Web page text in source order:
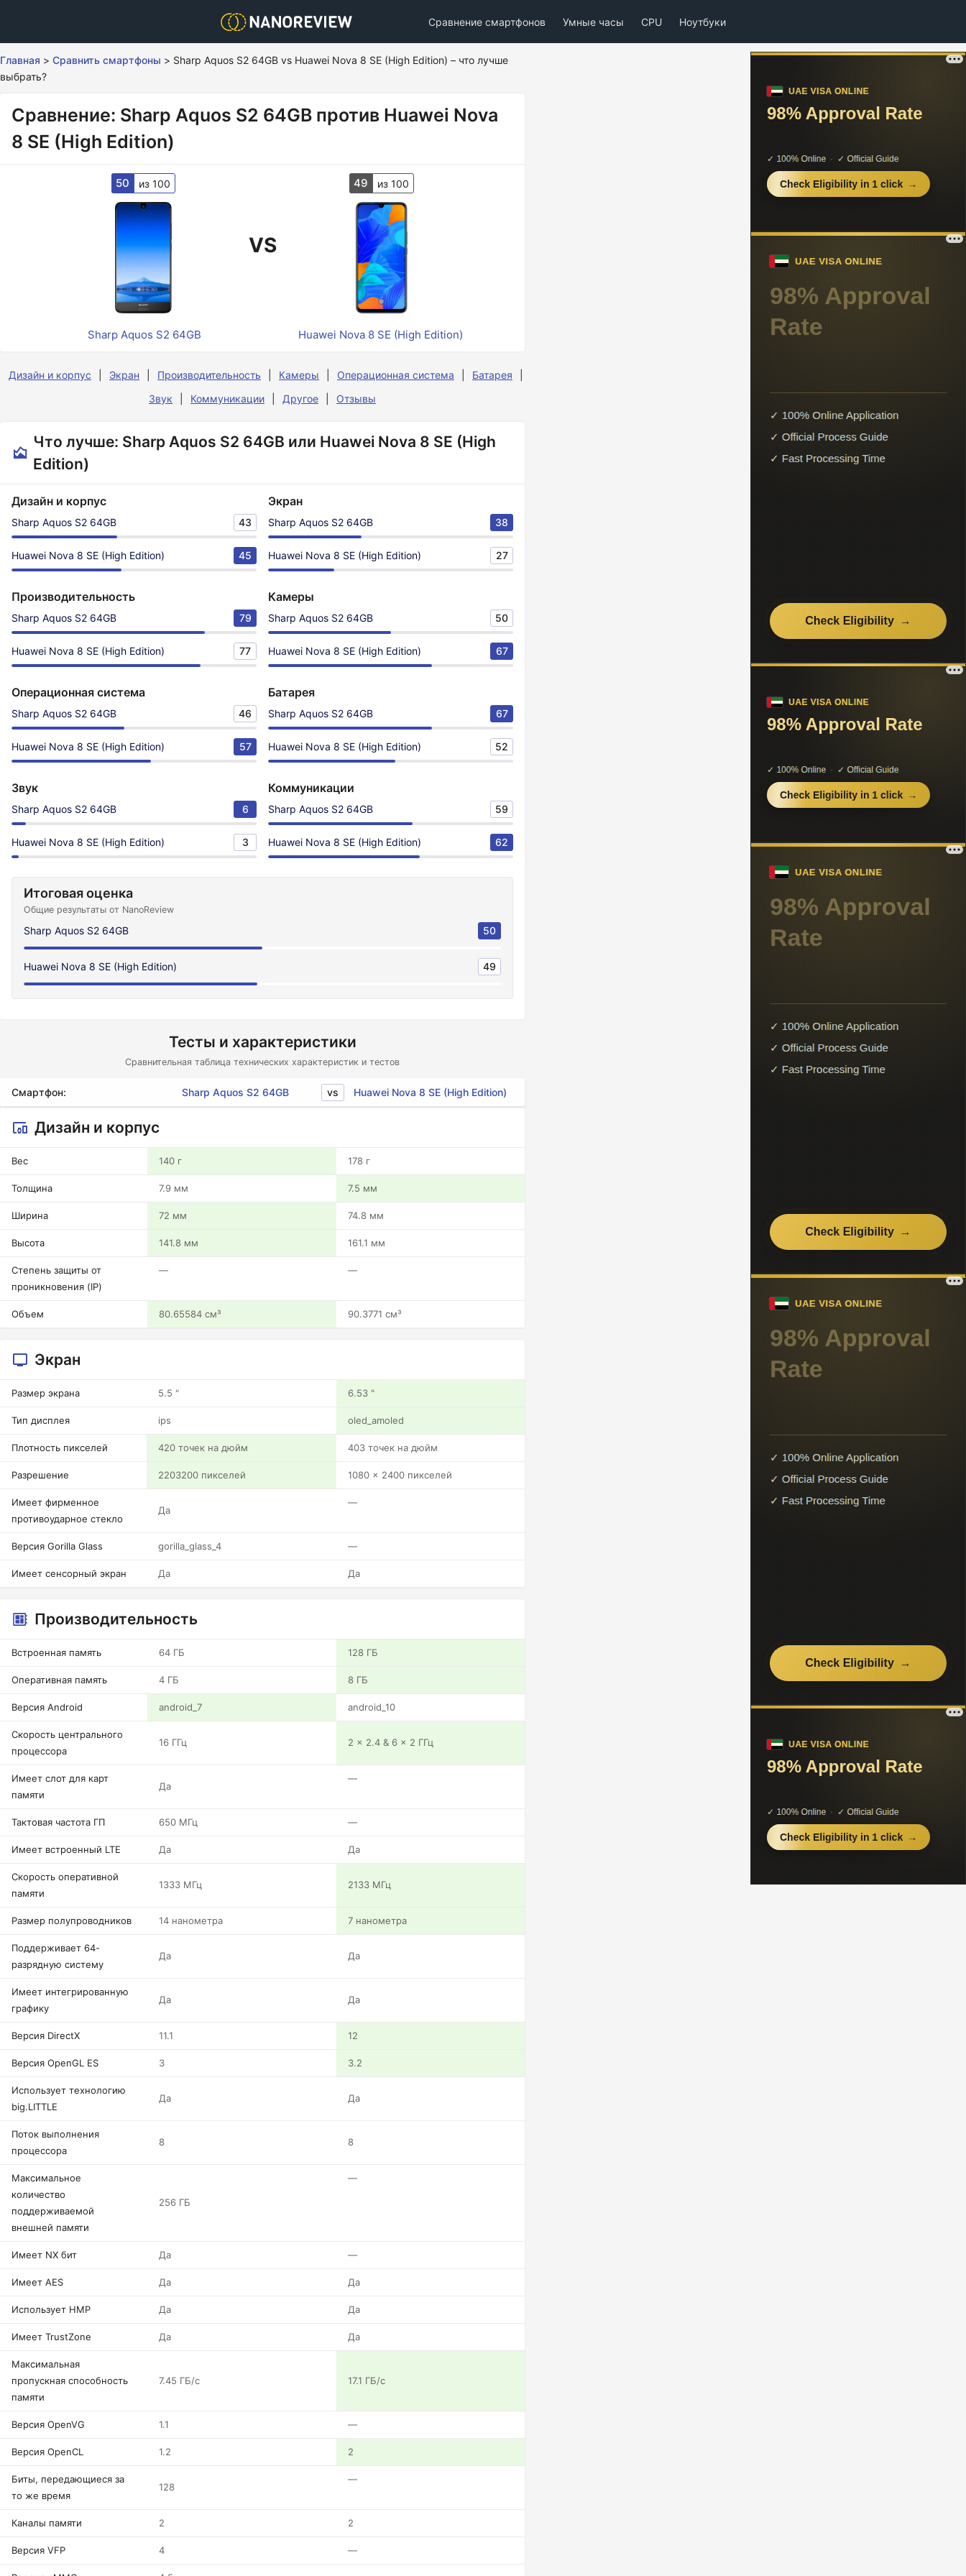
Сравнение смартфонов Умные часы CPU Ноутбуки
Главная > Сравнить смартфоны > Sharp Aquos S2 64GB vs Huawei Nova 8 SE (High Edition) – что лучше
выбрать?
Сравнение: Sharp Aquos S2 64GB против Huawei Nova
8 SE (High Edition)
50 из 100
VS
49 из 100
Sharp Aquos S2 64GB Huawei Nova 8 SE (High Edition)
Дизайн и корпус Экран Производительность Камеры Операционная система
Батарея
Звук
Коммуникации Другое Отзывы
Что лучше: Sharp Aquos S2 64GB или Huawei Nova 8 SE (High
Edition)
Дизайн и корпус
Sharp Aquos S2 64GB 43
Huawei Nova 8 SE (High Edition) 45
Экран
Sharp Aquos S2 64GB 38
Huawei Nova 8 SE (High Edition) 27
Производительность
Sharp Aquos S2 64GB 79
Huawei Nova 8 SE (High Edition) 77
Камеры
Sharp Aquos S2 64GB 50
Huawei Nova 8 SE (High Edition) 67
Операционная система
Sharp Aquos S2 64GB 46
Huawei Nova 8 SE (High Edition) 57
Батарея
Sharp Aquos S2 64GB 67
Huawei Nova 8 SE (High Edition) 52
Звук
Sharp Aquos S2 64GB 6
Huawei Nova 8 SE (High Edition) 3
Коммуникации
Sharp Aquos S2 64GB 59
Huawei Nova 8 SE (High Edition) 62
Итоговая оценка
Общие результаты от NanoReview
Sharp Aquos S2 64GB 50
Huawei Nova 8 SE (High Edition) 49
Тесты и характеристики
Сравнительная таблица технических характеристик и тестов
Смартфон: Sharp Aquos S2 64GB vs Huawei Nova 8 SE (High Edition)
Дизайн и корпус
Вес 140 г 178 г
Толщина 7.9 мм 7.5 мм
Ширина 72 мм 74.8 мм
Высота 141.8 мм 161.1 мм
Степень защиты от
проникновения (IP)
— —
Объем 80.65584 см³ 90.3771 см³
Экран
Размер экрана 5.5 " 6.53 "
Тип дисплея ips oled_amoled
Плотность пикселей 420 точек на дюйм 403 точек на дюйм
Разрешение 2203200 пикселей 1080 x 2400 пикселей
Имеет фирменное
противоударное стекло
Да
—
Версия Gorilla Glass gorilla_glass_4 —
Имеет сенсорный экран Да Да
Производительность
Встроенная память 64 ГБ 128 ГБ
Оперативная память 4 ГБ 8 ГБ
Версия Android android_7 android_10
Скорость центрального
процессора
16 ГГц 2 x 2.4 & 6 x 2 ГГц
Имеет слот для карт
памяти
Да
—
Тактовая частота ГП 650 МГц —
Имеет встроенный LTE Да Да
Скорость оперативной
памяти
1333 МГц 2133 МГц
Размер полупроводников 14 нанометра 7 нанометра
Поддерживает 64-
разрядную систему
Да Да
Имеет интегрированную
графику
Да Да
Версия DirectX 11.1 12
Версия OpenGL ES 3 3.2
Использует технологию
big.LITTLE
Да Да
Поток выполнения
процессора
8 8
Максимальное
количество
поддерживаемой
внешней памяти
256 ГБ
—
Имеет NX бит Да —
Имеет AES Да Да
Использует HMP Да Да
Имеет TrustZone Да Да
Максимальная
пропускная способность
памяти
7.45 ГБ/с 17.1 ГБ/с
Версия OpenVG 1.1 —
Версия OpenCL 1.2 2
Биты, передающиеся за
то же время
128
—
Каналы памяти 2 2
Версия VFP 4 —